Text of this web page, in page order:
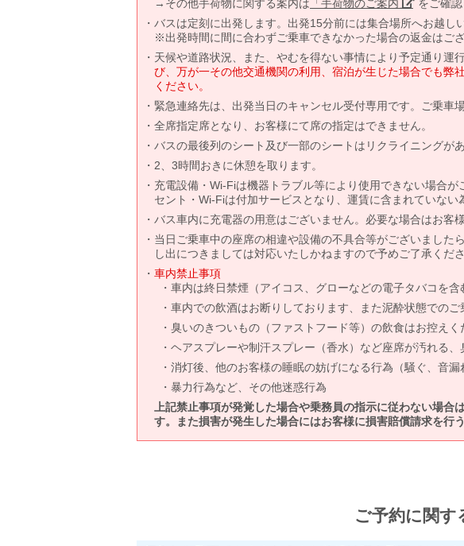
→その他手荷物に関する案内は 「手荷物のご案内」 をご確認
バスは定刻に出発します。出発15分前には集合場所へお越し
※出発時間に間に合わずご乗車できなかった場合の返金はござ
天候や道路状況、また、やむを得ない事情により予定通り運
び、万が一その他交通機関の利用、宿泊が生じた場合でも弊
ください。
緊急連絡先は、出発当日のキャンセル受付専用です。ご乗車
全席指定席となり、お客様にて席の指定はできません。
バスの最後列のシート及び一部のシートはリクライニングが
2、3時間おきに休憩を取ります。
充電設備・Wi-Fiは機器トラブル等により使用できない場合
セント・Wi-Fiは付加サービスとなり、運賃に含まれていない
バス車内に充電器の用意はございません。必要な場合はお客
当日ご乗車中の座席の相違や設備の不具合等がございました
し出につきましては対応いたしかねますので予めご了承くださ
車内禁止事項
車内は終日禁煙（アイコス、グローなどの電子タバコを含
車内での飲酒はお断りしております、また泥酔状態でのご
臭いのきついもの（ファストフード等）の飲食はお控えく
ヘアスプレーや制汗スプレー（香水）など座席が汚れる、
消灯後、他のお客様の睡眠の妨げになる行為（騒ぐ、音
暴力行為など、その他迷惑行為
上記禁止事項が発覚した場合や乗務員の指示に従わない場
す。また損害が発生した場合にはお客様に損害賠償請求を行
ご予約に関す